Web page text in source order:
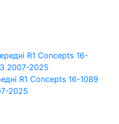
R1 Concepts 16-1089
2025